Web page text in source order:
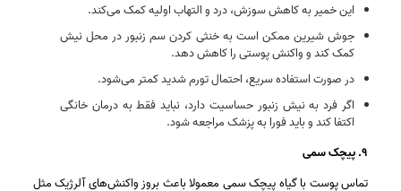
این خمیر به کاهش سوزش، درد و التهاب اولیه کمک می‌کند.
جوش شیرین ممکن است به خنثی کردن سم زنبور در محل نیش
کمک کند و واکنش پوستی را کاهش دهد.
در صورت استفاده سریع، احتمال تورم شدید کمتر می‌شود.
اگر فرد به نیش زنبور حساسیت دارد، نباید فقط به درمان خانگی
اکتفا کند و باید فورا به پزشک مراجعه شود.
۹. پیچک سمی
تماس پوست با گیاه پیچک سمی معمولا باعث بروز واکنش‌های آلرژیک مثل